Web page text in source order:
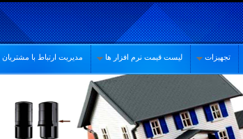
تجهیزات لیست قیمت نرم افزار ها مدیریت ارتباط با مشتریان CRM